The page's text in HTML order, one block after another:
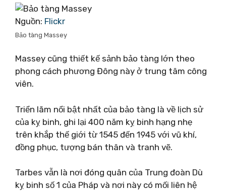
Nguồn: Flickr
Bảo tàng Massey
Massey cũng thiết kế sảnh bảo tàng lớn theo
phong cách phương Đông này ở trung tâm công
viên.
Triển lãm nổi bật nhất của bảo tàng là về lịch sử
của kỵ binh, ghi lại 400 năm kỵ binh hạng nhẹ
trên khắp thế giới từ 1545 đến 1945 với vũ khí,
đồng phục, tượng bán thân và tranh vẽ.
Tarbes vẫn là nơi đóng quân của Trung đoàn Dù
kỵ binh số 1 của Pháp và nơi này có mối liên hệ